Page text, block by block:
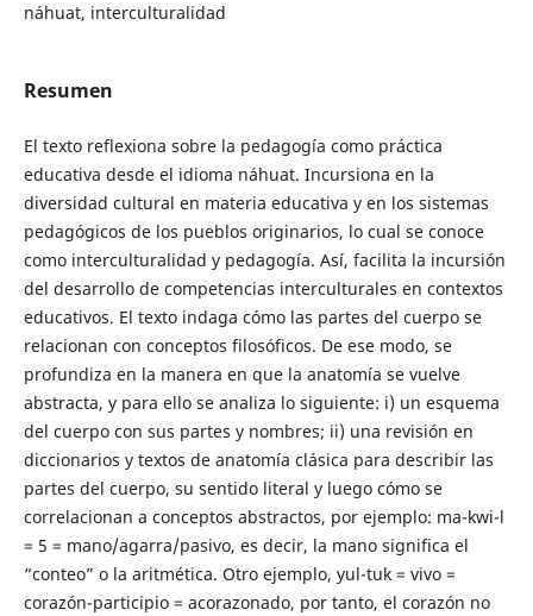
náhuat, interculturalidad
Resumen
El texto reflexiona sobre la pedagogía como práctica
educativa desde el idioma náhuat. Incursiona en la
diversidad cultural en materia educativa y en los sistemas
pedagógicos de los pueblos originarios, lo cual se conoce
como interculturalidad y pedagogía. Así, facilita la incursión
del desarrollo de competencias interculturales en contextos
educativos. El texto indaga cómo las partes del cuerpo se
relacionan con conceptos filosóficos. De ese modo, se
profundiza en la manera en que la anatomía se vuelve
abstracta, y para ello se analiza lo siguiente: i) un esquema
del cuerpo con sus partes y nombres; ii) una revisión en
diccionarios y textos de anatomía clásica para describir las
partes del cuerpo, su sentido literal y luego cómo se
correlacionan a conceptos abstractos, por ejemplo: ma-kwi-l
= 5 = mano/agarra/pasivo, es decir, la mano significa el
“conteo” o la aritmética. Otro ejemplo, yul-tuk = vivo =
corazón-participio = acorazonado, por tanto, el corazón no